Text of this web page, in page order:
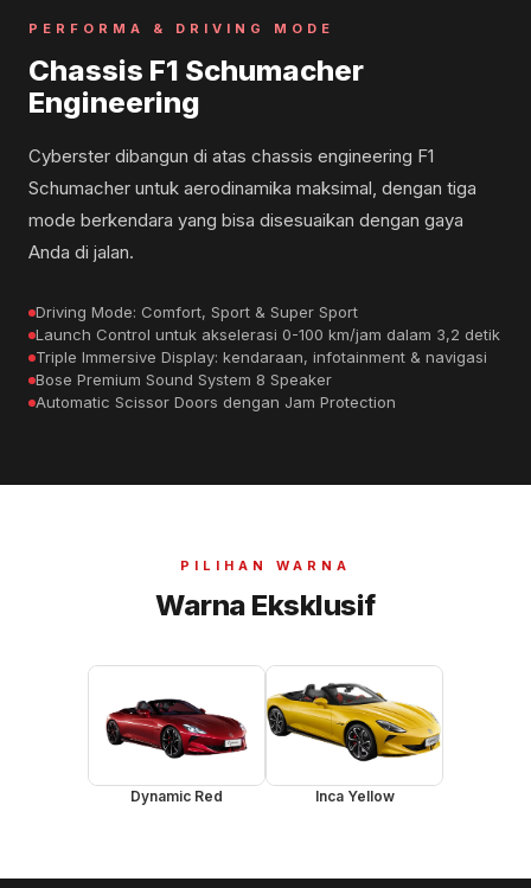
PERFORMA & DRIVING MODE
Chassis F1 Schumacher
Engineering
Cyberster dibangun di atas chassis engineering F1
Schumacher untuk aerodinamika maksimal, dengan tiga
mode berkendara yang bisa disesuaikan dengan gaya
Anda di jalan.
Driving Mode: Comfort, Sport & Super Sport
Launch Control untuk akselerasi 0-100 km/jam dalam 3,2 detik
Triple Immersive Display: kendaraan, infotainment & navigasi
Bose Premium Sound System 8 Speaker
Automatic Scissor Doors dengan Jam Protection
PILIHAN WARNA
Warna Eksklusif
Dynamic Red Inca Yellow